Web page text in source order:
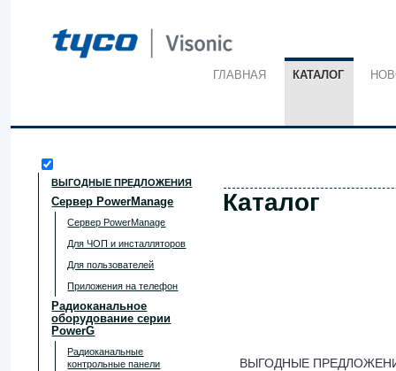
ГЛАВНАЯ КАТАЛОГ
ВЫГОДНЫЕ ПРЕДЛОЖЕНИЯ
Сервер PowerManage
Сервер PowerManage
Для ЧОП и инсталляторов
Для пользователей
Приложения на телефон
Радиоканальное
оборудование серии
PowerG
Радиоканальные
контрольные панели
Каталог
ВЫГОДНЫЕ